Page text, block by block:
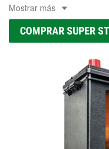
Mostrar más
COMPRAR SUPER